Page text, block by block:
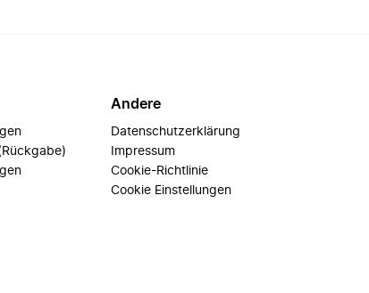
Andere
Datenschutzerklärung
Impressum
Cookie-Richtlinie
Cookie Einstellungen